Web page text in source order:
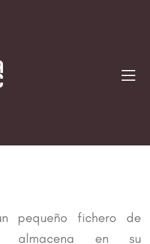
pequeño fichero de
en su